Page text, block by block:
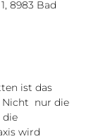
8983 Bad
ist das
nur die
die
wird